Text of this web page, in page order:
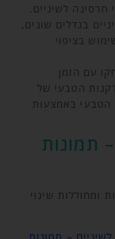
לשיניים.
בגדלים שונים,
בציפוי
עם הזמן
הטבעי של
הטבעי באמצעות
תמונות
ומחוללות שינוי
– תמונות